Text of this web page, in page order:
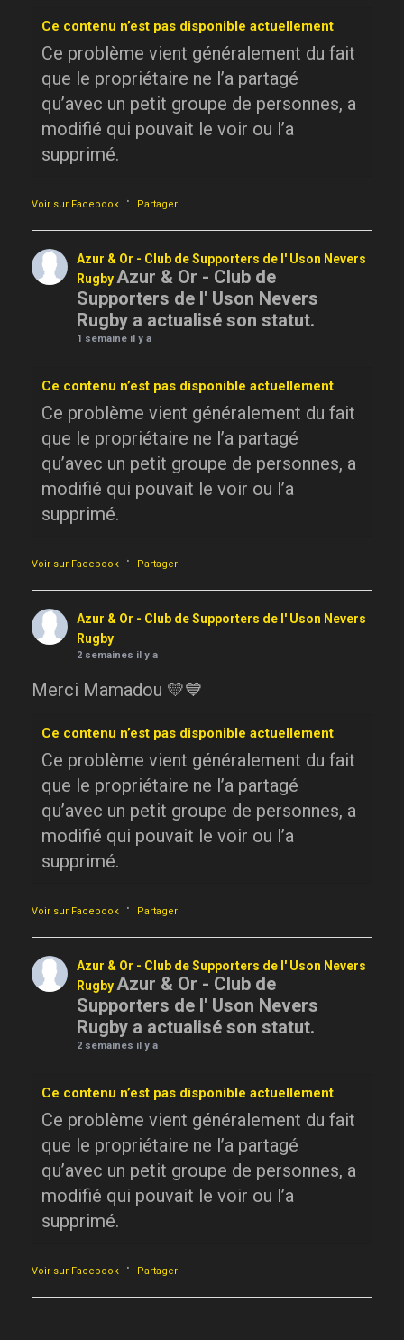
Ce contenu n’est pas disponible actuellement
Ce problème vient généralement du fait
que le propriétaire ne l’a partagé
qu’avec un petit groupe de personnes, a
modifié qui pouvait le voir ou l’a
supprimé.
Voir sur Facebook · Partager
Azur & Or - Club de Supporters de l' Uson Nevers
RugbyAzur & Or - Club de
Supporters de l' Uson Nevers
Rugby a actualisé son statut.
1 semaine il y a
Ce contenu n’est pas disponible actuellement
Ce problème vient généralement du fait
que le propriétaire ne l’a partagé
qu’avec un petit groupe de personnes, a
modifié qui pouvait le voir ou l’a
supprimé.
Voir sur Facebook · Partager
Azur & Or - Club de Supporters de l' Uson Nevers
Rugby
2 semaines il y a
Merci Mamadou 💛💙
Ce contenu n’est pas disponible actuellement
Ce problème vient généralement du fait
que le propriétaire ne l’a partagé
qu’avec un petit groupe de personnes, a
modifié qui pouvait le voir ou l’a
supprimé.
Voir sur Facebook · Partager
Azur & Or - Club de Supporters de l' Uson Nevers
RugbyAzur & Or - Club de
Supporters de l' Uson Nevers
Rugby a actualisé son statut.
2 semaines il y a
Ce contenu n’est pas disponible actuellement
Ce problème vient généralement du fait
que le propriétaire ne l’a partagé
qu’avec un petit groupe de personnes, a
modifié qui pouvait le voir ou l’a
supprimé.
Voir sur Facebook · Partager